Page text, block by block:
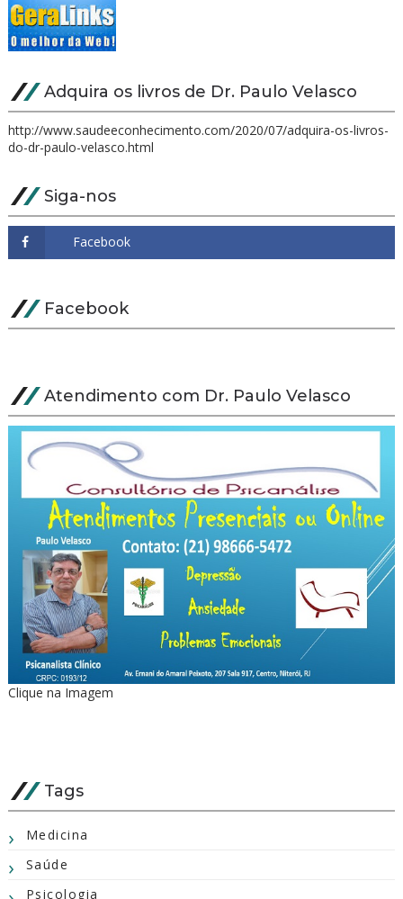
Adquira os livros de Dr. Paulo Velasco
http://www.saudeeconhecimento.com/2020/07/adquira-os-livros-
do-dr-paulo-velasco.html
Siga-nos
Facebook
Atendimento com Dr. Paulo Velasco
Clique na Imagem
Tags
Medicina
Saúde
Psicologia